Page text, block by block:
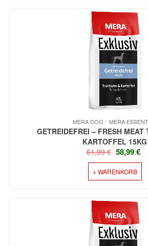
MERA DOG MERA
GETREIDEFREI – FRESH MEAT
KARTOFFEL 15KG
61,99€
PREIS
WAR:
61,99 €
58,99€
+ WARENKORB